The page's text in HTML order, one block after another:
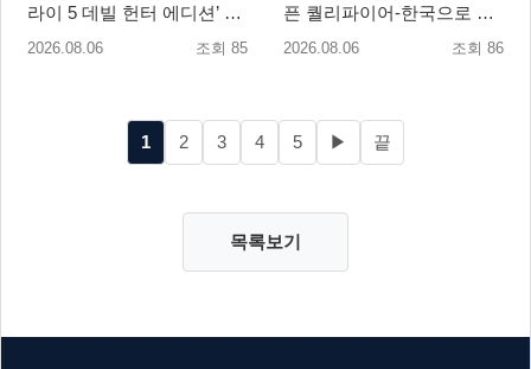
라이 5 데빌 헌터 에디션’ 패
키지 제품 8월 7일 예약판매
2026.08.06 조회 85
픈 퀄리파이어-한국으로 시
즌 개막!
2026.08.06 조회 86
1 2 3 4 5 ▶ 끝
목록보기